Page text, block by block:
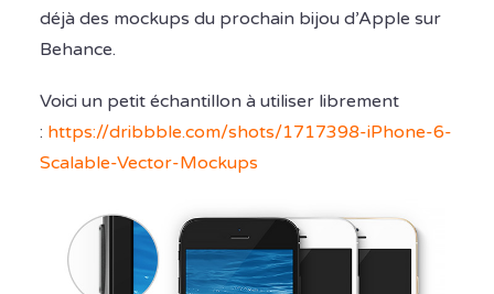
déjà des mockups du prochain bijou d’Apple sur
Behance.
Voici un petit échantillon à utiliser librement
: https://dribbble.com/shots/1717398-iPhone-6-
Scalable-Vector-Mockups